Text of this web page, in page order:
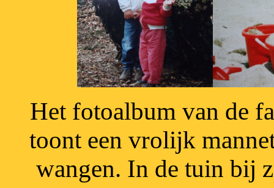
Het fotoalbum van de
toont een vrolijk
wangen. In de tuin bij